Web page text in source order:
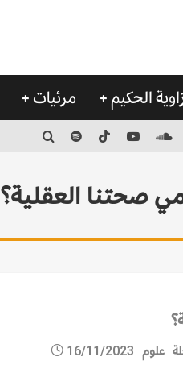
الحكيم مرئيات
صحتنا العقلية؟
علوم 16/11/2023